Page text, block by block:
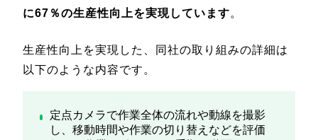
に67％の生産性向上を実現しています。
生産性向上を実現した、同社の取り組みの詳細は
以下のような内容です。
定点カメラで作業全体の流れや動線を撮影
し、移動時間や作業の切り替えなどを評価